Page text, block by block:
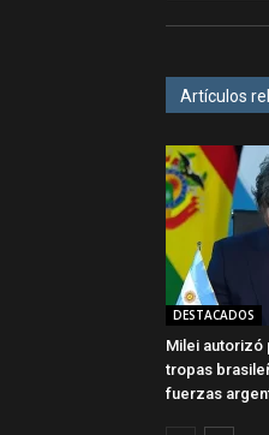
Artículos
DESTACADOS
Milei autorizó
tropas
fuerzas